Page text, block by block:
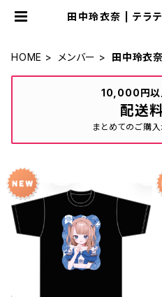
田中玲衣奈 | テラ
HOME メンバー 田中玲衣奈
10,000円以
配送
まとめてのご購